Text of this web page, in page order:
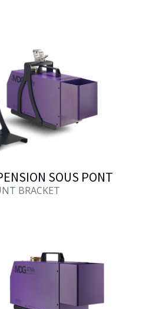
SOUS PONT
BRACKET